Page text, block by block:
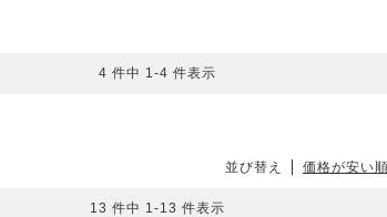
4 件中 1-4 件表示
並び替え 価格が安い順
13 件中 1-13 件表示